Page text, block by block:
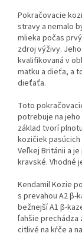
Pokračovacie
stravy a nemalo
mlieka počas
zdroj výživy.
kvalifikovaná v
matku a dieťa, a
dieťaťa.
Toto
potrebuje na
základ tvorí
kozičiek
Veľkej Británii a
kravské. Vhodné
Kendamil Kozie
s prevahou A2
bežnejší A1 β-
ľahšie prechádza
citlivé na kŕče a